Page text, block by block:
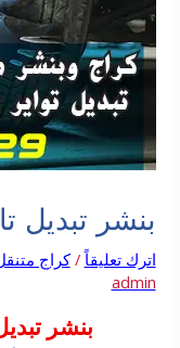
بنشر تبديل تاير
اترك تعليقاً /كراج متنقل
admin
بنشر تبديل